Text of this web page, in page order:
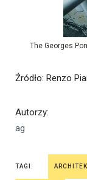
The Georges
Źródło: Renzo
Autorzy:
ag
TAGI: